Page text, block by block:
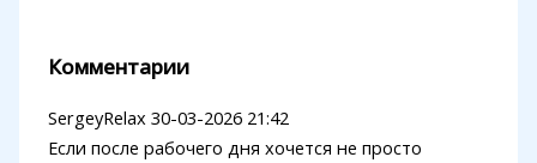
Комментарии
SergeyRelax 30-03-2026 21:42
Если после рабочего дня хочется не просто